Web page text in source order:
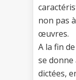
non pas
œuvres.
A la fin
se donne
dictées,